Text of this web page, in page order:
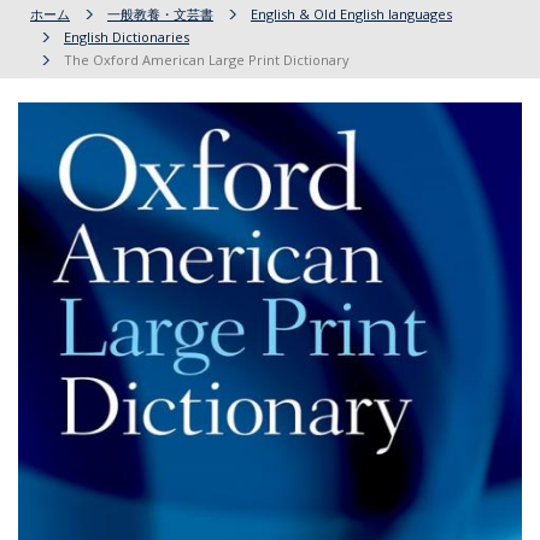
ホーム 一般教養・文芸書
English & Old English languages
English Dictionaries
The Oxford American Large Print Dictionary